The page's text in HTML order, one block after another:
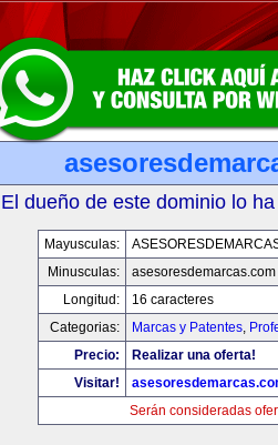
El dueño de este dominio lo
Mayusculas:
Minusculas:
asesoresdemarcas.com
Longitud:
16 caracteres
Categorias:
Marcas y Patentes,
Precio:
Realizar una oferta!
Visitar!
Serán consideradas